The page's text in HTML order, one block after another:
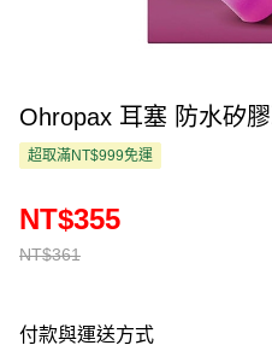
Ohropax 耳塞 防
超取滿NT$999免運
NT$361
NT$355
付款與運送方式